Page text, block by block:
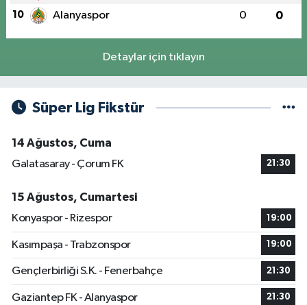
10 Alanyaspor 0 0
Detaylar için tıklayın
Süper Lig Fikstür
14 Ağustos, Cuma
Galatasaray - Çorum FK
21:30
15 Ağustos, Cumartesi
Konyaspor - Rizespor
19:00
Kasımpaşa - Trabzonspor 19:00
Gençlerbirliği S.K. - Fenerbahçe 21:30
Gaziantep FK - Alanyaspor 21:30